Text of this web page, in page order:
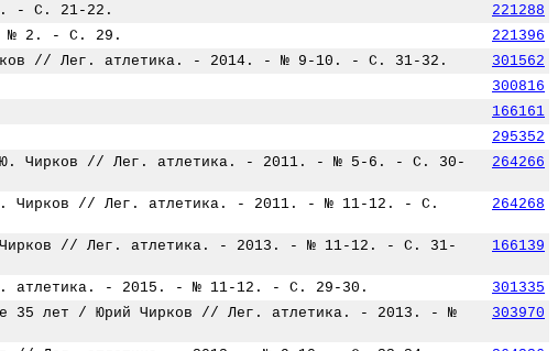
- С. 21-22.
221288
- № 2. - С. 29.
221396
// Лег. атлетика. - 2014. - № 9-10. - С. 31-32.
301562
300816
166161
295352
/ Ю. Чирков // Лег. атлетика. - 2011. - № 5-6. - С. 30-
264266
/ Ю. Чирков // Лег. атлетика. - 2011. - № 11-12. - С.
264268
Чирков // Лег. атлетика. - 2013. - № 11-12. - С. 31-
166139
атлетика. - 2015. - № 11-12. - С. 29-30.
301335
35 лет / Юрий Чирков // Лег. атлетика. - 2013. - №
303970